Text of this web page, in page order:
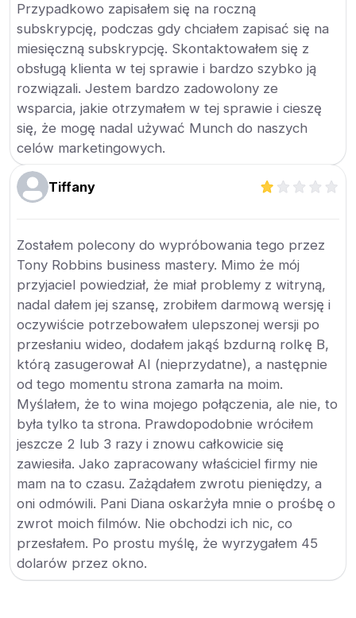
Przypadkowo zapisałem się na roczną
subskrypcję, podczas gdy chciałem zapisać się na
miesięczną subskrypcję. Skontaktowałem się z
obsługą klienta w tej sprawie i bardzo szybko ją
rozwiązali. Jestem bardzo zadowolony ze
wsparcia, jakie otrzymałem w tej sprawie i cieszę
się, że mogę nadal używać Munch do naszych
celów marketingowych.
Tiffany
Zostałem polecony do wypróbowania tego przez
Tony Robbins business mastery. Mimo że mój
przyjaciel powiedział, że miał problemy z witryną,
nadal dałem jej szansę, zrobiłem darmową wersję i
oczywiście potrzebowałem ulepszonej wersji po
przesłaniu wideo, dodałem jakąś bzdurną rolkę B,
którą zasugerował AI (nieprzydatne), a następnie
od tego momentu strona zamarła na moim.
Myślałem, że to wina mojego połączenia, ale nie, to
była tylko ta strona. Prawdopodobnie wróciłem
jeszcze 2 lub 3 razy i znowu całkowicie się
zawiesiła. Jako zapracowany właściciel firmy nie
mam na to czasu. Zażądałem zwrotu pieniędzy, a
oni odmówili. Pani Diana oskarżyła mnie o prośbę o
zwrot moich filmów. Nie obchodzi ich nic, co
przesłałem. Po prostu myślę, że wyrzygałem 45
dolarów przez okno.